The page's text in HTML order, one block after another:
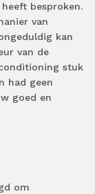
besproken.
van
kan
van de
stuk
had geen
goed en
om